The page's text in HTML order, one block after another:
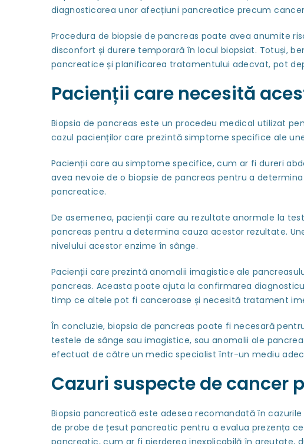
diagnosticarea unor afecțiuni pancreatice precum
Procedura de biopsie de pancreas poate avea anumite
disconfort și durere temporară în locul biopsiat. Totuși,
pancreatice și planificarea tratamentului adecvat, pot
Pacienții care necesită
Biopsia de pancreas este un procedeu medical utilizat
cazul pacienților care prezintă simptome specifice ale
Pacienții care au simptome specifice, cum ar fi dureri
avea nevoie de o biopsie de pancreas pentru a
pancreatice.
De asemenea, pacienții care au rezultate anormale la
pancreas pentru a determina cauza acestor rezultate.
nivelului acestor enzime în sânge.
Pacienții care prezintă anomalii imagistice ale
pancreas. Aceasta poate ajuta la confirmarea
timp ce altele pot fi canceroase și necesită tratament
În concluzie, biopsia de pancreas poate fi necesară
testele de sânge sau imagistice, sau anomalii ale
efectuat de către un medic specialist într-un mediu
Cazuri suspecte de cancer
Biopsia pancreatică este adesea recomandată în
de probe de țesut pancreatic pentru a evalua prezența
pancreatic, cum ar fi pierderea inexplicabilă în greutate,